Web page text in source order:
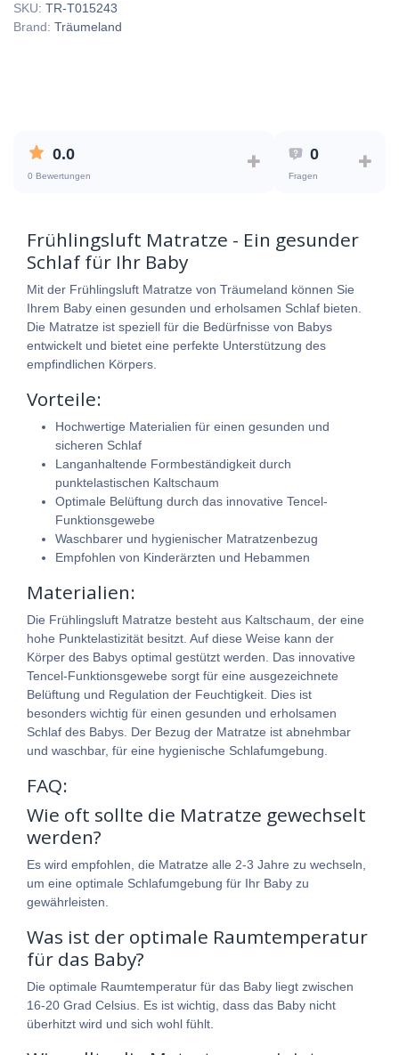
SKU: TR-T015243
Brand: Träumeland
0.0
0 Bewertungen
0
Fragen
Frühlingsluft Matratze - Ein gesunder
Schlaf für Ihr Baby
Mit der Frühlingsluft Matratze von Träumeland können Sie
Ihrem Baby einen gesunden und erholsamen Schlaf bieten.
Die Matratze ist speziell für die Bedürfnisse von Babys
entwickelt und bietet eine perfekte Unterstützung des
empfindlichen Körpers.
Vorteile:
Hochwertige Materialien für einen gesunden und
sicheren Schlaf
Langanhaltende Formbeständigkeit durch
punktelastischen Kaltschaum
Optimale Belüftung durch das innovative Tencel-
Funktionsgewebe
Waschbarer und hygienischer Matratzenbezug
Empfohlen von Kinderärzten und Hebammen
Materialien:
Die Frühlingsluft Matratze besteht aus Kaltschaum, der eine
hohe Punktelastizität besitzt. Auf diese Weise kann der
Körper des Babys optimal gestützt werden. Das innovative
Tencel-Funktionsgewebe sorgt für eine ausgezeichnete
Belüftung und Regulation der Feuchtigkeit. Dies ist
besonders wichtig für einen gesunden und erholsamen
Schlaf des Babys. Der Bezug der Matratze ist abnehmbar
und waschbar, für eine hygienische Schlafumgebung.
FAQ:
Wie oft sollte die Matratze gewechselt
werden?
Es wird empfohlen, die Matratze alle 2-3 Jahre zu wechseln,
um eine optimale Schlafumgebung für Ihr Baby zu
gewährleisten.
Was ist der optimale Raumtemperatur
für das Baby?
Die optimale Raumtemperatur für das Baby liegt zwischen
16-20 Grad Celsius. Es ist wichtig, dass das Baby nicht
überhitzt wird und sich wohl fühlt.